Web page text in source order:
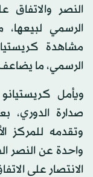
النصر
الرسمي
مشاهدة
الرسمي، ما
ويأمل
صدارة الدوري،
واحدة عن النصر
الانتصار على